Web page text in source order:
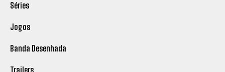
Séries
Jogos
Banda Desenhada
Trailers